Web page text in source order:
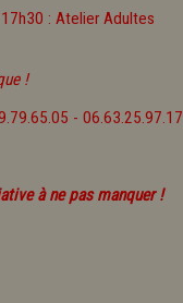
: Atelier Adultes
!
- 06.63.25.97.17
à ne pas manquer !